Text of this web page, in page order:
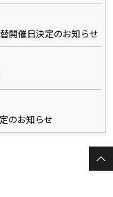
開催日決定のお知らせ
のお知らせ